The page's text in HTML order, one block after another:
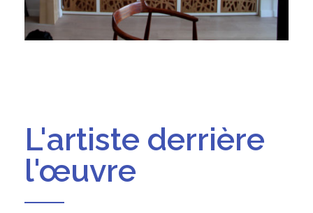
L'artiste derrière
l'œuvre